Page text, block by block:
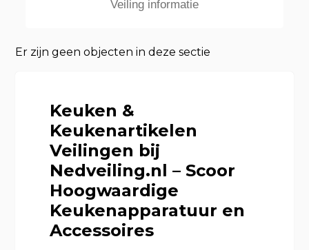
Veiling informatie
Er zijn geen objecten in deze sectie
Keuken &
Keukenartikelen
Veilingen bij
Nedveiling.nl – Scoor
Hoogwaardige
Keukenapparatuur en
Accessoires